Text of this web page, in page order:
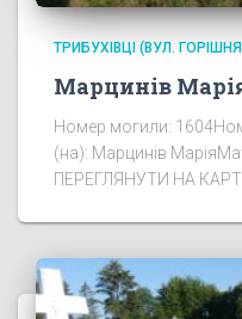
ТРИБУХІВЦІ (ВУЛ.
Марцинів
Номер могили:
(на): Марцинів
ПЕРЕГЛЯНУТИ НА КАРТІ